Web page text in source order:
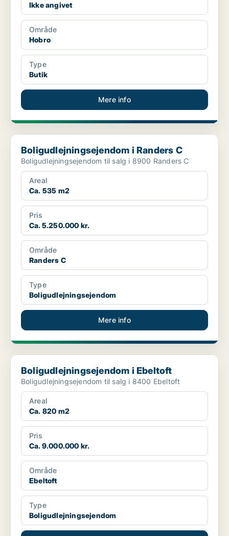
Ikke angivet
Område
Hobro
Type
Butik
Mere info
Boligudlejningsejendom i Randers C
Boligudlejningsejendom i Randers C
Boligudlejningsejendom til salg i 8900 Randers C
Areal
Ca. 535 m2
Pris
Ca. 5.250.000 kr.
Område
Randers C
Type
Boligudlejningsejendom
Mere info
Boligudlejningsejendom i Ebeltoft
Boligudlejningsejendom i Ebeltoft
Boligudlejningsejendom til salg i 8400 Ebeltoft
Areal
Ca. 820 m2
Pris
Ca. 9.000.000 kr.
Område
Ebeltoft
Type
Boligudlejningsejendom